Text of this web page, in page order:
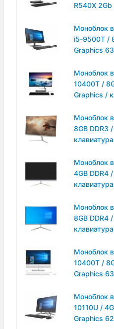
R540X
Моноблок
i5-9500T /
Graphics
Моноблок
10400T /
Graphics /
Моноблок
8GB DDR3
Моноблок
4GB DDR4
Моноблок
8GB DDR4
Моноблок
10400T /
Graphics
Моноблок
10110U /
Graphics